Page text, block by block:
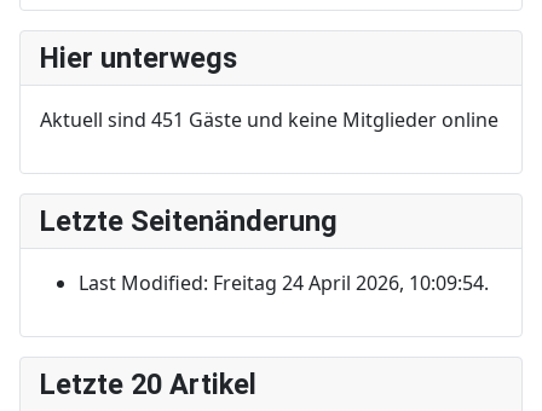
Hier unterwegs
Aktuell sind 451 Gäste und keine Mitglieder online
Letzte Seitenänderung
Last Modified: Freitag 24 April 2026, 10:09:54.
Letzte 20 Artikel